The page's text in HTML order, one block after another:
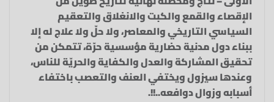
الإقصاء والقمع والكبت والانغلاق والتعقيم
السياسي التاريخي والمعاصر، ولا حلّ ولا علاج له إلا
ببناء دول مدنية حضارية مؤسسية حرّة، تتمكن من
تحقيق المشاركة والعدل والكفاية والحريّة للناس،
وعندها سيزول ويختفي العنف والتعصب باختفاء
أسبابه وزوال دوافعه..!!.